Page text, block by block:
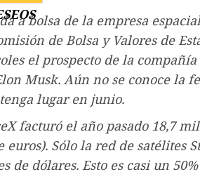
a bolsa de la empresa espacial
de Bolsa y Valores de
el prospecto de la
Musk. Aún no se conoce la
lugar en junio.
facturó el año pasado 18,7
Sólo la red de satélites
de dólares. Esto es casi un